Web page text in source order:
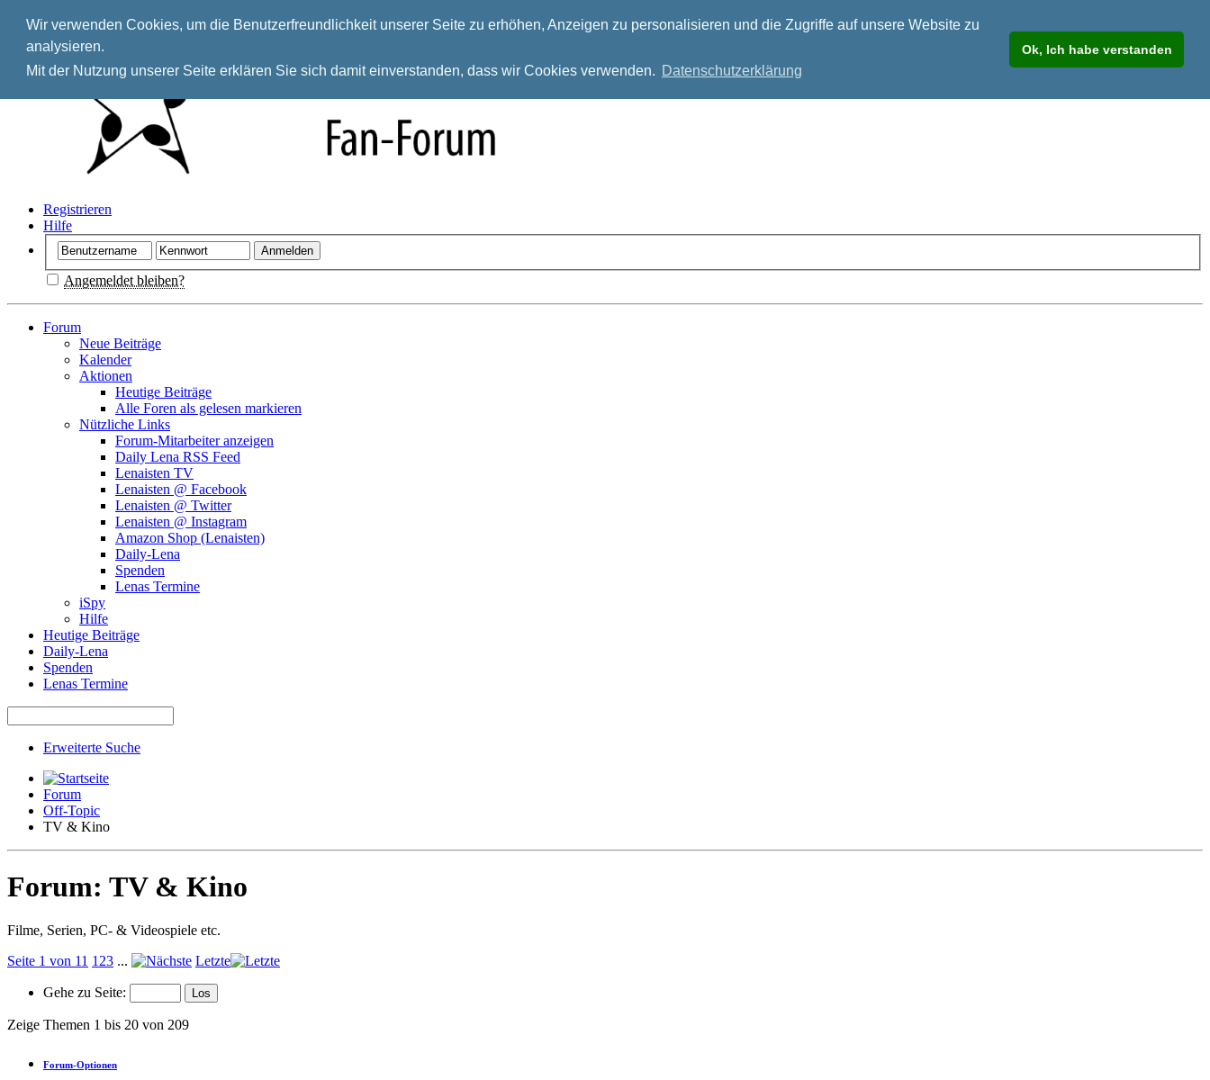
Wir verwenden Cookies, um die Benutzerfreundlichkeit unserer Seite zu erhöhen, Anzeigen zu personalisieren und die Zugriffe auf unsere Website zu
analysieren.
Mit der Nutzung unserer Seite erklären Sie sich damit einverstanden, dass wir Cookies verwenden. Datenschutzerklärung
Ok, Ich habe verstanden
Registrieren
Hilfe
Angemeldet bleiben?
Forum
Neue Beiträge
Kalender
Aktionen
Heutige Beiträge
Alle Foren als gelesen markieren
Nützliche Links
Forum-Mitarbeiter anzeigen
Daily Lena RSS Feed
Lenaisten TV
Lenaisten @ Facebook
Lenaisten @ Twitter
Lenaisten @ Instagram
Amazon Shop (Lenaisten)
Daily-Lena
Spenden
Lenas Termine
iSpy
Hilfe
Heutige Beiträge
Daily-Lena
Spenden
Lenas Termine
Erweiterte Suche
Forum
Off-Topic
TV & Kino
Forum: TV & Kino
Filme, Serien, PC- & Videospiele etc.
Seite 1 von 11 123 ... Letzte
Gehe zu Seite:
Zeige Themen 1 bis 20 von 209
Forum-Optionen